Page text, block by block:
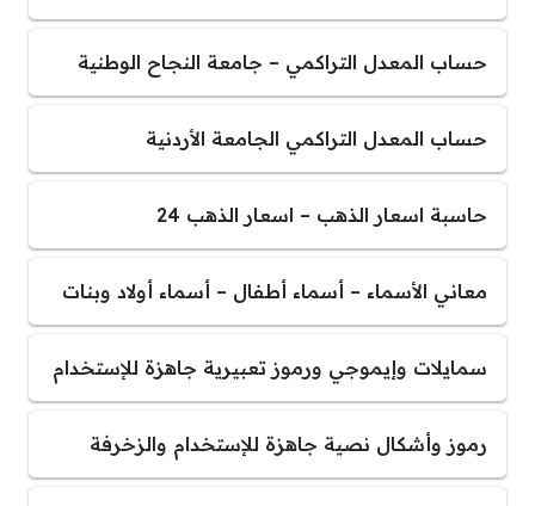
حساب المعدل التراكمي – جامعة النجاح الوطنية
حساب المعدل التراكمي الجامعة الأردنية
حاسبة اسعار الذهب – اسعار الذهب 24
معاني الأسماء – أسماء أطفال – أسماء أولاد وبنات
سمايلات وإيموجي ورموز تعبيرية جاهزة للإستخدام
رموز وأشكال نصية جاهزة للإستخدام والزخرفة